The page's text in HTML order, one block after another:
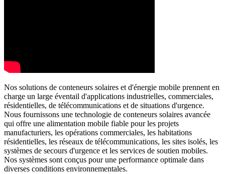
Nos solutions de conteneurs solaires et d'énergie mobile prennent en
charge un large éventail d'applications industrielles, commerciales,
résidentielles, de télécommunications et de situations d'urgence.
Nous fournissons une technologie de conteneurs solaires avancée
qui offre une alimentation mobile fiable pour les projets
manufacturiers, les opérations commerciales, les habitations
résidentielles, les réseaux de télécommunications, les sites isolés, les
systèmes de secours d'urgence et les services de soutien mobiles.
Nos systèmes sont conçus pour une performance optimale dans
diverses conditions environnementales.